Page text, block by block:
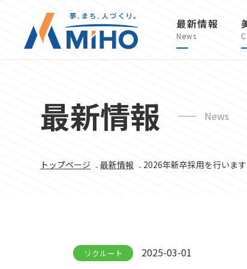
最新情報
News
最新情報 News
トップページ ₋最新情報 ₋ 2026年新卒採用を行います
リクルート 2025-03-01